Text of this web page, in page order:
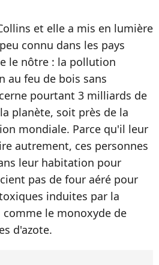
et elle a mis en lumière
connu dans les pays
le nôtre : la pollution
au feu de bois sans
pourtant 3 milliards de
planète, soit près de la
mondiale. Parce qu'il leur
autrement, ces personnes
leur habitation pour
pas de four aéré pour
induites par la
le monoxyde de
d'azote.